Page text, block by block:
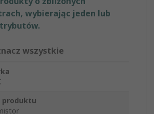
wybierając jeden lub
wszystkie
produktu